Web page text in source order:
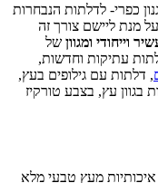
כפרי- לדלתות הנבחרות
מנת ליישם צורך זה
וייחודי ומגוון של
עתיקות וחדשות,
, דלתות עם גילופים בעץ,
בגוון עץ, בצבע טורקיז
מעץ טבעי מלא